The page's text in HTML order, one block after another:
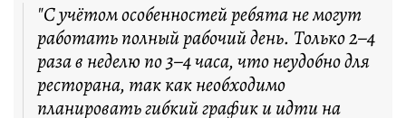
"С учётом особенностей ребята не могут
работать полный рабочий день. Только 2–4
раза в неделю по 3–4 часа, что неудобно для
ресторана, так как необходимо
планировать гибкий график и идти на